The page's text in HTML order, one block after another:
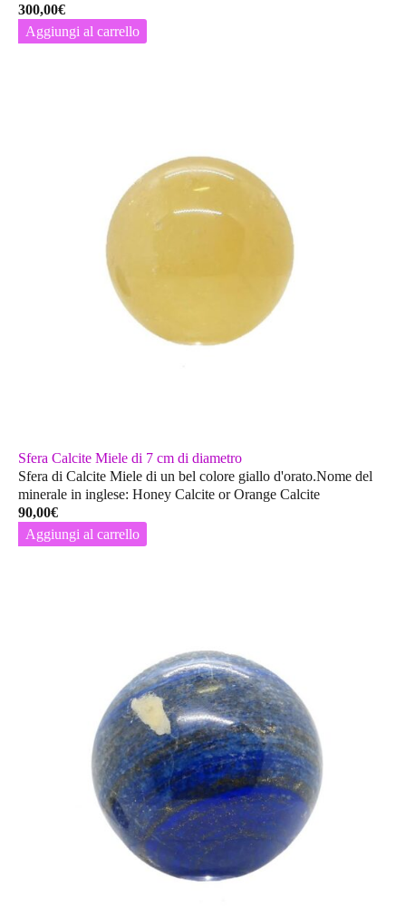
300,00€
Aggiungi al carrello
Sfera Calcite Miele di 7 cm di diametro
Sfera di Calcite Miele di un bel colore giallo d'orato.Nome del
minerale in inglese: Honey Calcite or Orange Calcite
90,00€
Aggiungi al carrello